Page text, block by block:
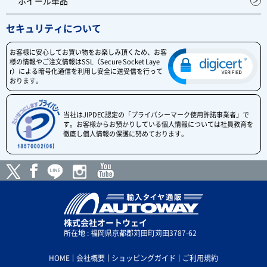
セキュリティについて
お客様に安心してお買い物をお楽しみ頂くため、お客
様の情報やご注文情報はSSL（Secure Socket Laye
r）による暗号化通信を利用し安全に送受信を行って
おります。
当社はJIPDEC認定の「プライバシーマーク使用許諾事業者」で
す。お客様からお預かりしている個人情報については社員教育を
徹底し個人情報の保護に努めております。
株式会社オートウェイ
所在地 : 福岡県京都郡苅田町苅田3787-62
HOME 会社概要 ショッピングガイド ご利用規約